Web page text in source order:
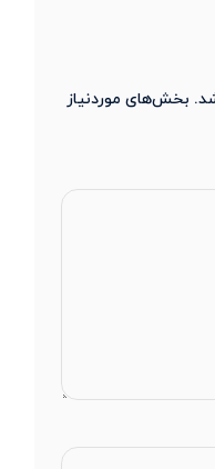
بخش‌های موردنیاز